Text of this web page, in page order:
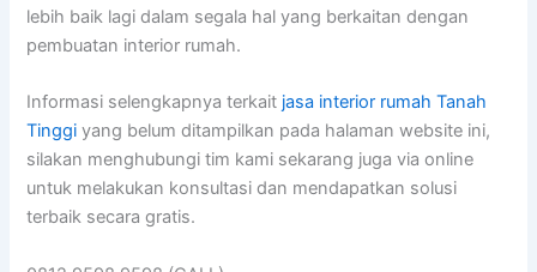
lebih baik lagi dalam segala hal yang berkaitan dengan
pembuatan interior rumah.
Informasi selengkapnya terkait jasa interior rumah Tanah
Tinggi yang belum ditampilkan pada halaman website ini,
silakan menghubungi tim kami sekarang juga via online
untuk melakukan konsultasi dan mendapatkan solusi
terbaik secara gratis.